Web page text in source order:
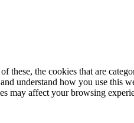
the cookies that are
understand how you use
may affect your browsing